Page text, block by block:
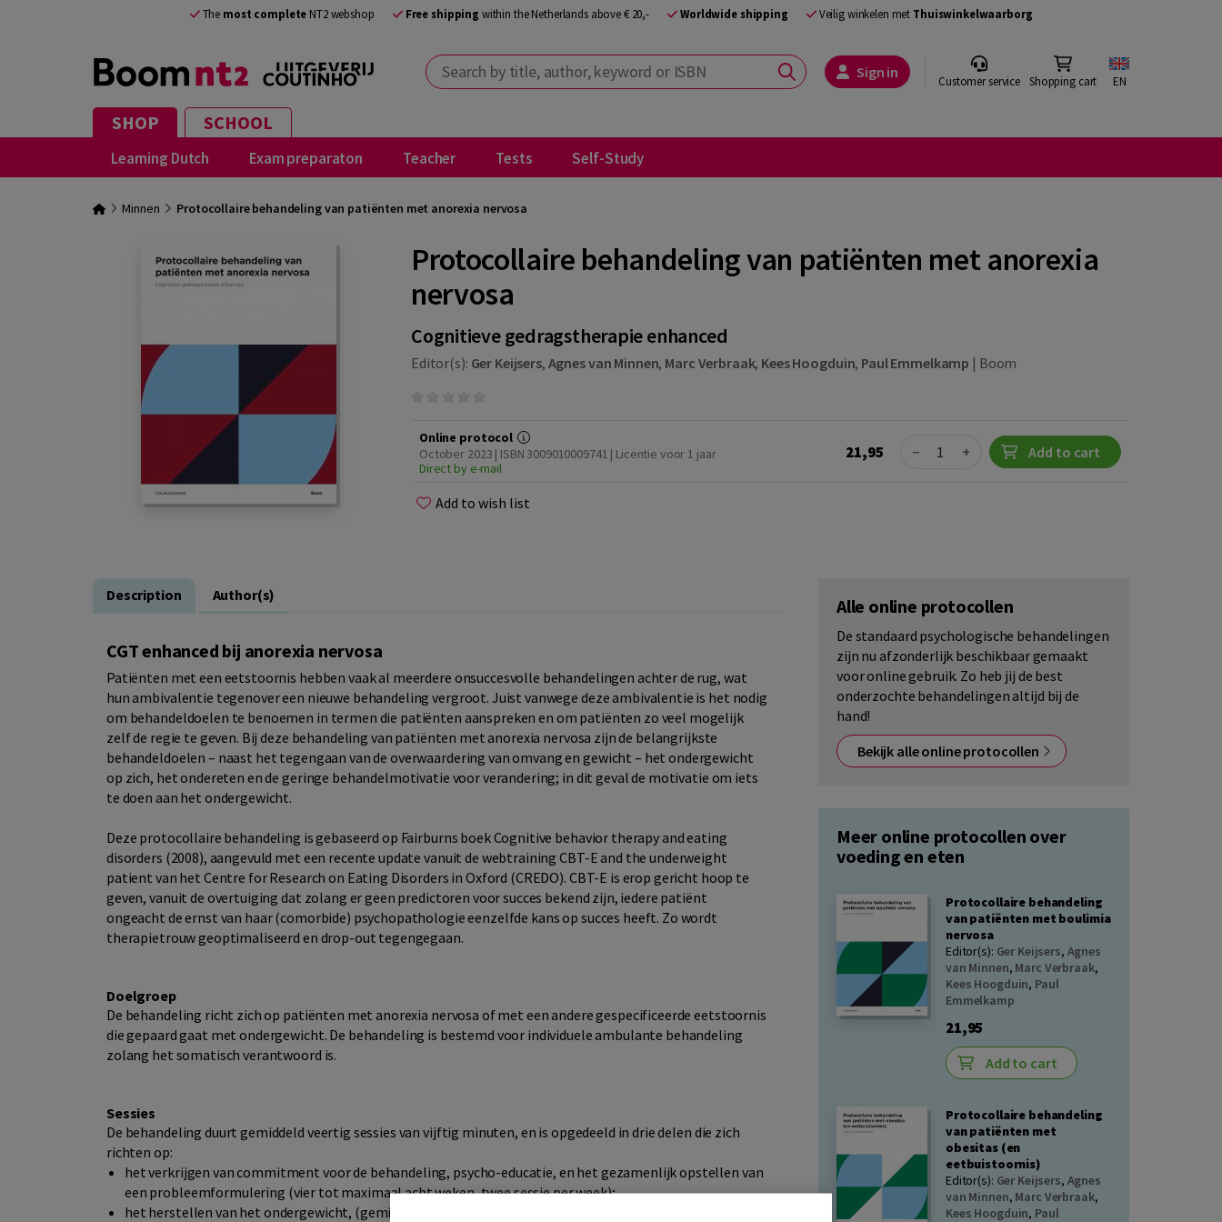
The most complete NT2 webshop Free shipping within the Netherlands above € 20,- Worldwide shipping Veilig winkelen met Thuiswinkelwaarborg
Search by title, author, keyword or ISBN Sign in Customer service Shopping cart EN
SHOP SCHOOL
Learning Dutch Exam preparaton Teacher Tests Self-Study
Minnen Protocollaire behandeling van patiënten met anorexia nervosa
Protocollaire behandeling van patiënten met anorexia
nervosa
Cognitieve gedragstherapie enhanced
Editor(s): Ger Keijsers, Agnes van Minnen, Marc Verbraak, Kees Hoogduin, Paul Emmelkamp | Boom
Online protocol
October 2023 | ISBN 3009010009741 | Licentie voor 1 jaar
Direct by e-mail
21,95 Quantity
− + Add to cart
Add to wish list
Description Author(s)
CGT enhanced bij anorexia nervosa
Patiënten met een eetstoornis hebben vaak al meerdere onsuccesvolle behandelingen achter de rug, wat
hun ambivalentie tegenover een nieuwe behandeling vergroot. Juist vanwege deze ambivalentie is het nodig
om behandeldoelen te benoemen in termen die patiënten aanspreken en om patiënten zo veel mogelijk
zelf de regie te geven. Bij deze behandeling van patiënten met anorexia nervosa zijn de belangrijkste
behandeldoelen – naast het tegengaan van de overwaardering van omvang en gewicht – het ondergewicht
op zich, het ondereten en de geringe behandelmotivatie voor verandering; in dit geval de motivatie om iets
te doen aan het ondergewicht.
Deze protocollaire behandeling is gebaseerd op Fairburns boek Cognitive behavior therapy and eating
disorders (2008), aangevuld met een recente update vanuit de webtraining CBT-E and the underweight
patient van het Centre for Research on Eating Disorders in Oxford (CREDO). CBT-E is erop gericht hoop te
geven, vanuit de overtuiging dat zolang er geen predictoren voor succes bekend zijn, iedere patiënt
ongeacht de ernst van haar (comorbide) psychopathologie eenzelfde kans op succes heeft. Zo wordt
therapietrouw geoptimaliseerd en drop-out tegengegaan.
Doelgroep
De behandeling richt zich op patiënten met anorexia nervosa of met een andere gespecificeerde eetstoornis
die gepaard gaat met ondergewicht. De behandeling is bestemd voor individuele ambulante behandeling
zolang het somatisch verantwoord is.
Sessies
De behandeling duurt gemiddeld veertig sessies van vijftig minuten, en is opgedeeld in drie delen die zich
richten op:
het verkrijgen van commitment voor de behandeling, psycho-educatie, en het gezamenlijk opstellen van
een probleemformulering (vier tot maximaal acht weken, twee sessie per week);
het herstellen van het ondergewicht, (gemiddeld tweeëntwintig sessies gedurende achttien weken,
Alle online protocollen
De standaard psychologische behandelingen
zijn nu afzonderlijk beschikbaar gemaakt
voor online gebruik. Zo heb jij de best
onderzochte behandelingen altijd bij de
hand!
Bekijk alle online protocollen
Meer online protocollen over
voeding en eten
Protocollaire behandeling
van patiënten met boulimia
nervosa
Editor(s): Ger Keijsers, Agnes
van Minnen, Marc Verbraak,
Kees Hoogduin, Paul
Emmelkamp
21,95
Add to cart
Protocollaire behandeling
van patiënten met
obesitas (en
eetbuistoornis)
Editor(s): Ger Keijsers, Agnes
van Minnen, Marc Verbraak,
Kees Hoogduin, Paul